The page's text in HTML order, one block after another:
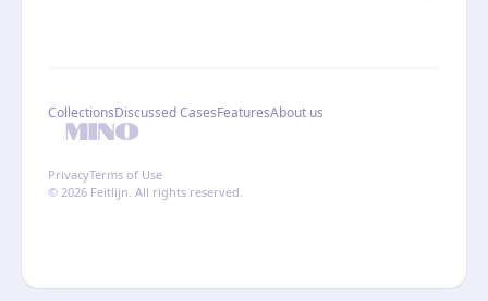
CollectionsDiscussed CasesFeaturesAbout us
PrivacyTerms of Use
© 2026 Feitlijn. All rights reserved.